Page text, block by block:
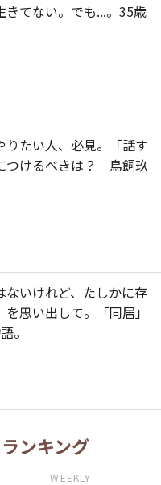
きてない。でも...。35歳
りたい人、必見。「話す
つけるべきは？ 鳥飼玖
ないけれど、たしかに存
思い出して。「同居」
。
ンキング
WEEKLY